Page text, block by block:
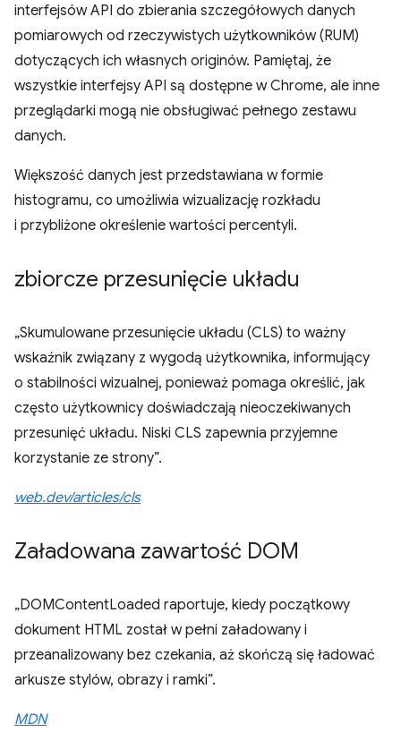
interfejsów API do zbierania szczegółowych danych
pomiarowych od rzeczywistych użytkowników (RUM)
dotyczących ich własnych originów. Pamiętaj, że
wszystkie interfejsy API są dostępne w Chrome, ale inne
przeglądarki mogą nie obsługiwać pełnego zestawu
danych.
Większość danych jest przedstawiana w formie
histogramu, co umożliwia wizualizację rozkładu
i przybliżone określenie wartości percentyli.
zbiorcze przesunięcie układu
„Skumulowane przesunięcie układu (CLS) to ważny
wskaźnik związany z wygodą użytkownika, informujący
o stabilności wizualnej, ponieważ pomaga określić, jak
często użytkownicy doświadczają nieoczekiwanych
przesunięć układu. Niski CLS zapewnia przyjemne
korzystanie ze strony”.
web.dev/articles/cls
Załadowana zawartość DOM
„DOMContentLoaded raportuje, kiedy początkowy
dokument HTML został w pełni załadowany i
przeanalizowany bez czekania, aż skończą się ładować
arkusze stylów, obrazy i ramki”.
MDN